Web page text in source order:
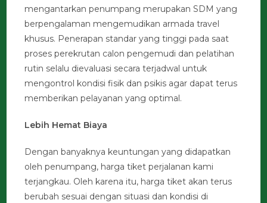
mengantarkan penumpang merupakan SDM yang
berpengalaman mengemudikan armada travel
khusus. Penerapan standar yang tinggi pada saat
proses perekrutan calon pengemudi dan pelatihan
rutin selalu dievaluasi secara terjadwal untuk
mengontrol kondisi fisik dan psikis agar dapat terus
memberikan pelayanan yang optimal.
Lebih Hemat Biaya
Dengan banyaknya keuntungan yang didapatkan
oleh penumpang, harga tiket perjalanan kami
terjangkau. Oleh karena itu, harga tiket akan terus
berubah sesuai dengan situasi dan kondisi di